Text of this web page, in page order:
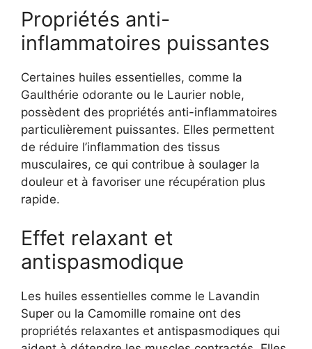
Propriétés anti-
inflammatoires puissantes
Certaines huiles essentielles, comme la
Gaulthérie odorante ou le Laurier noble,
possèdent des propriétés anti-inflammatoires
particulièrement puissantes. Elles permettent
de réduire l’inflammation des tissus
musculaires, ce qui contribue à soulager la
douleur et à favoriser une récupération plus
rapide.
Effet relaxant et
antispasmodique
Les huiles essentielles comme le Lavandin
Super ou la Camomille romaine ont des
propriétés relaxantes et antispasmodiques qui